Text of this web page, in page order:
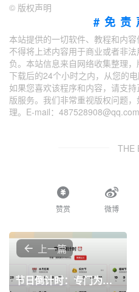
© 版权声明
#免责
本站提供的一切软件、教程和内容
不得将上述内容用于商业或者非
负。本站信息来自网络收集整理
下载后的24个小时之内，从您的
如果您喜欢该程序和内容，请支
版服务。我们非常重视版权问题
理。E-mail：487528908@qq.com
THE
赞赏 微博
上一篇
节日倒计时：专门为中国用户设计的节日倒计时工具，每个节日都有准确的倒计时显示，涵盖了所有重要的中国传统节日